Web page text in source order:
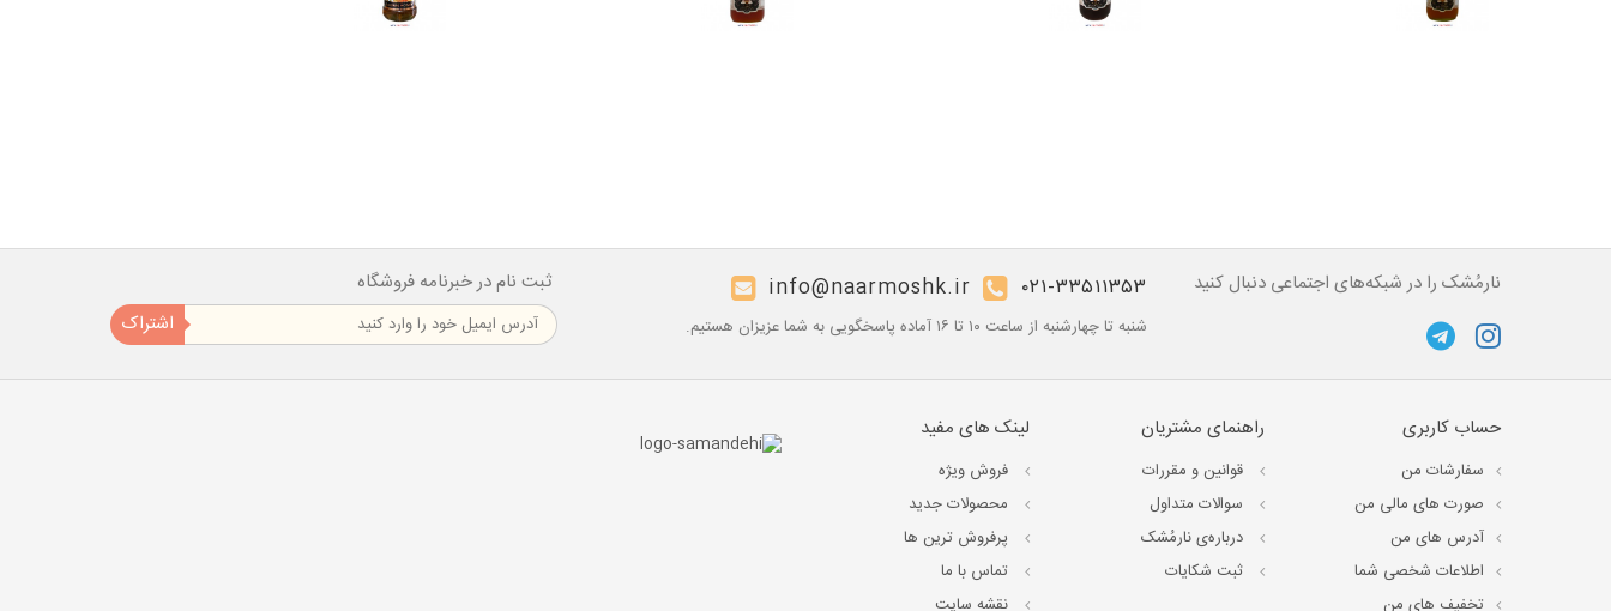
نارمُشک را در شبکه‌های اجتماعی دنبال کنید ۰۲۱-۳۳۵۱۱۳۵۳ info@naarmoshk.ir
شنبه تا چهارشنبه از ساعت ۱۰ تا ۱۶ آماده پاسخگویی به شما عزیزان هستیم.
ثبت نام در خبرنامه فروشگاه
اشتراک
حساب کاربری
سفارشات من
صورت های مالی من
آدرس های من
اطلاعات شخصی شما
تخفیف های من
راهنمای مشتریان
قوانین و مقررات
سوالات متداول
درباره‌ی نارمُشک
ثبت شکایات
لینک های مفید
فروش ویژه
محصولات جدید
پرفروش ترین‌ ها
تماس با ما
نقشه سایت